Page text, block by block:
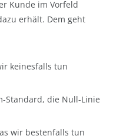
Kunde im Vorfeld
erhält. Dem geht
keinesfalls tun
Standard, die Null-Linie
wir bestenfalls tun